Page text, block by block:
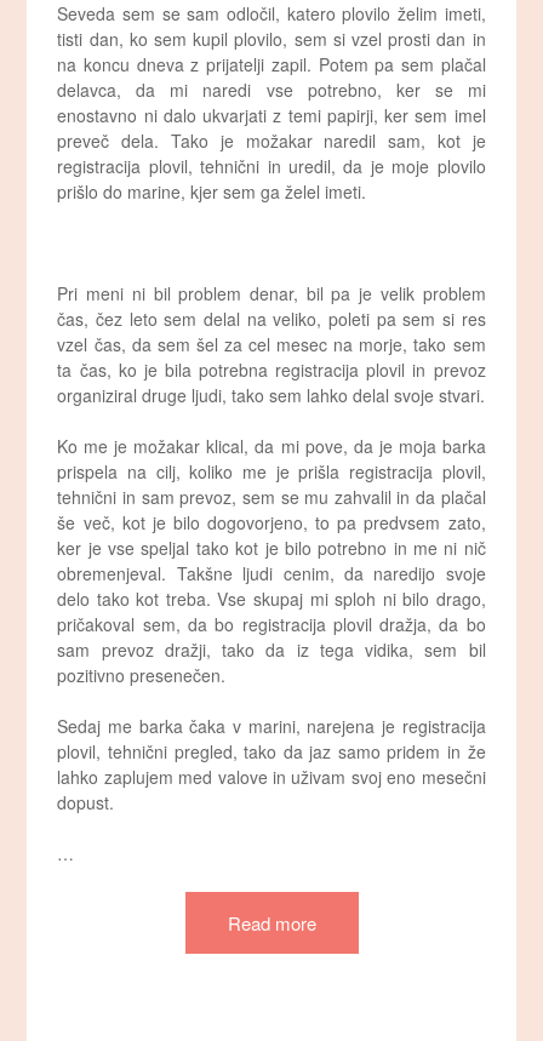
Seveda sem se sam odločil, katero plovilo želim imeti,
tisti dan, ko sem kupil plovilo, sem si vzel prosti dan in
na koncu dneva z prijatelji zapil. Potem pa sem plačal
delavca, da mi naredi vse potrebno, ker se mi
enostavno ni dalo ukvarjati z temi papirji, ker sem imel
preveč dela. Tako je možakar naredil sam, kot je
registracija plovil, tehnični in uredil, da je moje plovilo
prišlo do marine, kjer sem ga želel imeti.
Pri meni ni bil problem denar, bil pa je velik problem
čas, čez leto sem delal na veliko, poleti pa sem si res
vzel čas, da sem šel za cel mesec na morje, tako sem
ta čas, ko je bila potrebna registracija plovil in prevoz
organiziral druge ljudi, tako sem lahko delal svoje stvari.
Ko me je možakar klical, da mi pove, da je moja barka
prispela na cilj, koliko me je prišla registracija plovil,
tehnični in sam prevoz, sem se mu zahvalil in da plačal
še več, kot je bilo dogovorjeno, to pa predvsem zato,
ker je vse speljal tako kot je bilo potrebno in me ni nič
obremenjeval. Takšne ljudi cenim, da naredijo svoje
delo tako kot treba. Vse skupaj mi sploh ni bilo drago,
pričakoval sem, da bo registracija plovil dražja, da bo
sam prevoz dražji, tako da iz tega vidika, sem bil
pozitivno presenečen.
Sedaj me barka čaka v marini, narejena je registracija
plovil, tehnični pregled, tako da jaz samo pridem in že
lahko zaplujem med valove in uživam svoj eno mesečni
dopust.
…
Read more